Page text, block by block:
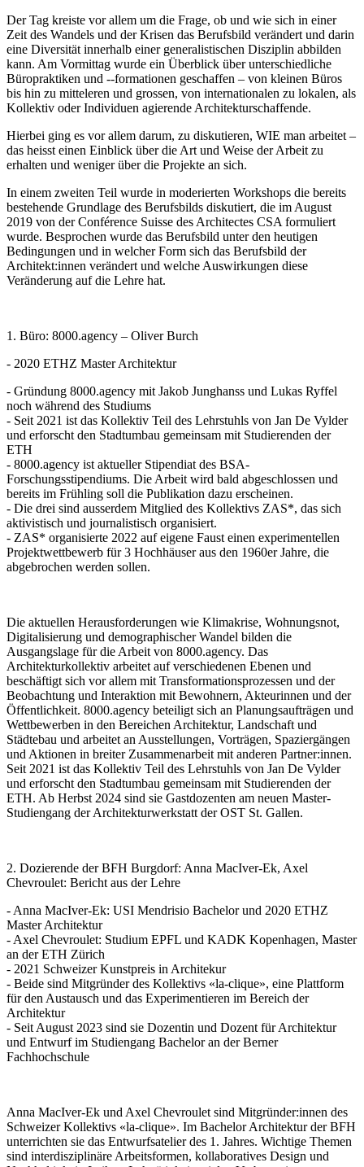
Der Tag kreiste vor allem um die Frage, ob und wie sich in einer
Zeit des Wandels und der Krisen das Berufsbild verändert und darin
eine Diversität innerhalb einer generalistischen Disziplin abbilden
kann. Am Vormittag wurde ein Überblick über unterschiedliche
Büropraktiken und --formationen geschaffen – von kleinen Büros
bis hin zu mitteleren und grossen, von internationalen zu lokalen, als
Kollektiv oder Individuen agierende Architekturschaffende.
Hierbei ging es vor allem darum, zu diskutieren, WIE man arbeitet –
das heisst einen Einblick über die Art und Weise der Arbeit zu
erhalten und weniger über die Projekte an sich.
In einem zweiten Teil wurde in moderierten Workshops die bereits
bestehende Grundlage des Berufsbilds diskutiert, die im August
2019 von der Conférence Suisse des Architectes CSA formuliert
wurde. Besprochen wurde das Berufsbild unter den heutigen
Bedingungen und in welcher Form sich das Berufsbild der
Architekt:innen verändert und welche Auswirkungen diese
Veränderung auf die Lehre hat.
1. Büro: 8000.agency – Oliver Burch
- 2020 ETHZ Master Architektur
- Gründung 8000.agency mit Jakob Junghanss und Lukas Ryffel
noch während des Studiums
- Seit 2021 ist das Kollektiv Teil des Lehrstuhls von Jan De Vylder
und erforscht den Stadtumbau gemeinsam mit Studierenden der
ETH
- 8000.agency ist aktueller Stipendiat des BSA-
Forschungsstipendiums. Die Arbeit wird bald abgeschlossen und
bereits im Frühling soll die Publikation dazu erscheinen.
- Die drei sind ausserdem Mitglied des Kollektivs ZAS*, das sich
aktivistisch und journalistisch organisiert.
- ZAS* organisierte 2022 auf eigene Faust einen experimentellen
Projektwettbewerb für 3 Hochhäuser aus den 1960er Jahre, die
abgebrochen werden sollen.
Die aktuellen Herausforderungen wie Klimakrise, Wohnungsnot,
Digitalisierung und demographischer Wandel bilden die
Ausgangslage für die Arbeit von 8000.agency. Das
Architekturkollektiv arbeitet auf verschiedenen Ebenen und
beschäftigt sich vor allem mit Transformationsprozessen und der
Beobachtung und Interaktion mit Bewohnern, Akteurinnen und der
Öffentlichkeit. 8000.agency beteiligt sich an Planungsaufträgen und
Wettbewerben in den Bereichen Architektur, Landschaft und
Städtebau und arbeitet an Ausstellungen, Vorträgen, Spaziergängen
und Aktionen in breiter Zusammenarbeit mit anderen Partner:innen.
Seit 2021 ist das Kollektiv Teil des Lehrstuhls von Jan De Vylder
und erforscht den Stadtumbau gemeinsam mit Studierenden der
ETH. Ab Herbst 2024 sind sie Gastdozenten am neuen Master-
Studiengang der Architekturwerkstatt der OST St. Gallen.
2. Dozierende der BFH Burgdorf: Anna MacIver-Ek, Axel
Chevroulet: Bericht aus der Lehre
- Anna MacIver-Ek: USI Mendrisio Bachelor und 2020 ETHZ
Master Architektur
- Axel Chevroulet: Studium EPFL und KADK Kopenhagen, Master
an der ETH Zürich
- 2021 Schweizer Kunstpreis in Architekur
- Beide sind Mitgründer des Kollektivs «la-clique», eine Plattform
für den Austausch und das Experimentieren im Bereich der
Architektur
- Seit August 2023 sind sie Dozentin und Dozent für Architektur
und Entwurf im Studiengang Bachelor an der Berner
Fachhochschule
Anna MacIver-Ek und Axel Chevroulet sind Mitgründer:innen des
Schweizer Kollektivs «la-clique». Im Bachelor Architektur der BFH
unterrichten sie das Entwurfsatelier des 1. Jahres. Wichtige Themen
sind interdisziplinäre Arbeitsformen, kollaboratives Design und